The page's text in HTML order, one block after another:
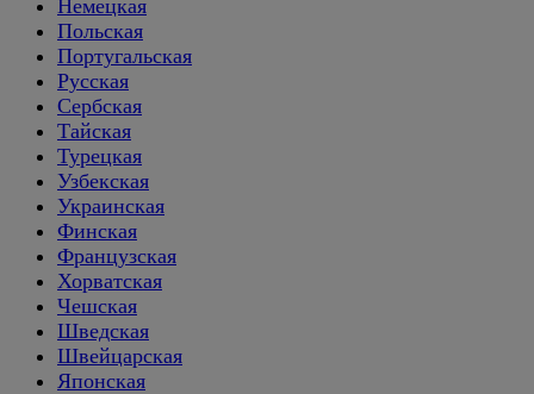
Немецкая
Польская
Португальская
Русская
Сербская
Тайская
Турецкая
Узбекская
Украинская
Финская
Французская
Хорватская
Чешская
Шведская
Швейцарская
Японская